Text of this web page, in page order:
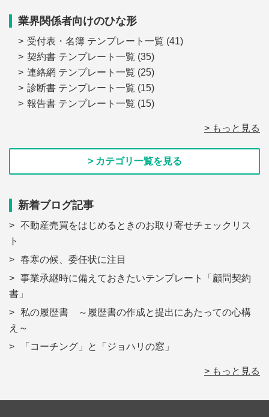
業界関係者向けのひな形
受付表・名簿 テンプレート一覧 (41)
契約書 テンプレート一覧 (35)
連絡網 テンプレート一覧 (25)
診断書 テンプレート一覧 (15)
報告書 テンプレート一覧 (15)
> もっと見る
> カテゴリ一覧を見る
新着ブログ記事
不動産売買をはじめるときのお取り寄せチェックリス
ト
春寒の候、委任状に注目
事業承継時に備えておきたいテンプレート「顧問契約
書」
私の履歴書 ～履歴書の作成と提出にあたっての心構
え～
「コーチング」と「ジョハリの窓」
> もっと見る